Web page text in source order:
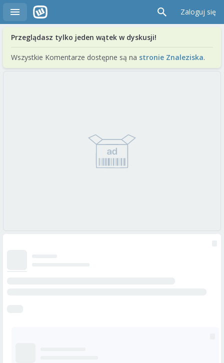
Zaloguj się
Przeglądasz tylko jeden wątek w dyskusji!
Wszystkie Komentarze dostępne są na stronie Znaleziska.